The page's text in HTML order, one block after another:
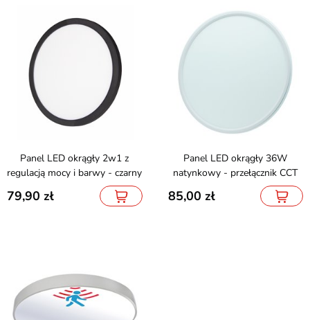
Panel LED okrągły 2w1 z
regulacją mocy i barwy - czarny
79,90
Panel LED okrągły 36W
natynkowy - przełącznik CCT
85,00